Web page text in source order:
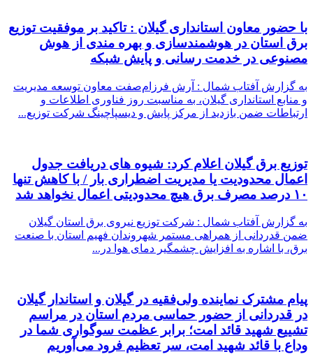
با حضور معاون استانداری گیلان : تاكید بر موفقیت توزیع
برق استان در هوشمندسازی و بهره مندی از هوش
مصنوعی در خدمت رسانی و پایش شبكه
به گزارش آفتاب شمال : آرش فرزام‌صفت معاون توسعه مدیریت
و منابع استانداری گیلان، به مناسبت روز فناوری اطلاعات و
ارتباطات ضمن بازدید از مرکز پایش و دیسپاچینگ شرکت توزیع...
توزیع برق گیلان اعلام کرد: شیوه های دریافت جدول
اعمال محدودیت یا مدیریت اضطراری بار / با كاهش تنها
۱۰ درصد مصرف برق هیچ محدودیتی اعمال نخواهد شد
به گزارش آفتاب شمال : شرکت توزیع نیروی برق استان گیلان
ضمن قدردانی از همراهی مستمر شهروندان فهیم استان با صنعت
برق، با اشاره به افزایش چشمگیر دمای هوا در...
پیام مشترک نماینده ولی‌فقیه در گیلان و استاندار گیلان
در قدردانی از حضور حماسی مردم استان در مراسم
تشییع شهید قائد امت؛ برابر عظمت سوگواری شما در
وداع با قائد شهید امت، سر تعظیم فرود می‌آوریم